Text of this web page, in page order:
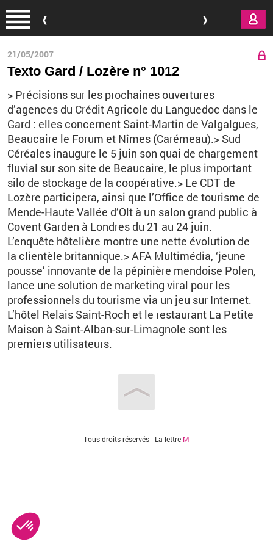
21/05/2007
Texto Gard / Lozère n° 1012
> Précisions sur les prochaines ouvertures
d’agences du Crédit Agricole du Languedoc dans le
Gard : elles concernent Saint-Martin de Valgalgues,
Beaucaire le Forum et Nîmes (Carémeau).> Sud
Céréales inaugure le 5 juin son quai de chargement
fluvial sur son site de Beaucaire, le plus important
silo de stockage de la coopérative.> Le CDT de
Lozère participera, ainsi que l’Office de tourisme de
Mende-Haute Vallée d’Olt à un salon grand public à
Covent Garden à Londres du 21 au 24 juin.
L’enquête hôtelière montre une nette évolution de
la clientèle britannique.> AFA Multimédia, ‘jeune
pousse’ innovante de la pépinière mendoise Polen,
lance une solution de marketing viral pour les
professionnels du tourisme via un jeu sur Internet.
L’hôtel Relais Saint-Roch et le restaurant La Petite
Maison à Saint-Alban-sur-Limagnole sont les
premiers utilisateurs.
Tous droits réservés - La lettre M